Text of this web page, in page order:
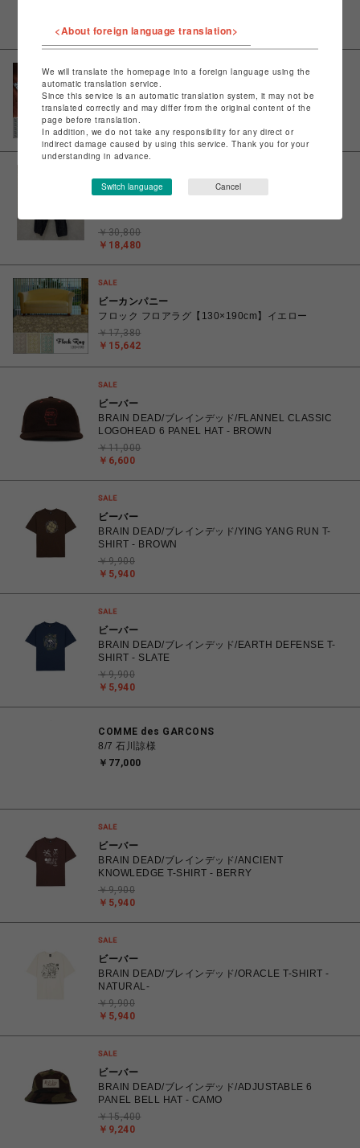
￥6,050
ビーカンパニー
パロール フロアラグ【130×190cm】
￥15,642
￥17,380
ビーバー
￥18,480
￥30,800
ビーカンパニー
フロック フロアラグ【130×190cm】イエロー
￥15,642
￥17,380
ビーバー
BRAIN DEAD/ブレインデッド/FLANNEL CLASSIC
LOGOHEAD 6 PANEL HAT - BROWN
￥6,600
￥11,000
ビーバー
BRAIN DEAD/ブレインデッド/YING YANG RUN T-
SHIRT - BROWN
￥5,940
￥9,900
ビーバー
BRAIN DEAD/ブレインデッド/EARTH DEFENSE T-
SHIRT - SLATE
￥5,940
￥9,900
COMME des GARCONS
8/7 石川諒様
￥77,000
ビーバー
BRAIN DEAD/ブレインデッド/ANCIENT
KNOWLEDGE T-SHIRT - BERRY
￥5,940
￥9,900
ビーバー
BRAIN DEAD/ブレインデッド/ORACLE T-SHIRT -
NATURAL-
￥5,940
￥9,900
ビーバー
BRAIN DEAD/ブレインデッド/ADJUSTABLE 6
PANEL BELL HAT - CAMO
￥9,240
￥15,400
<About foreign language translation>
We will translate the homepage into a foreign language using the
automatic translation service.
Since this service is an automatic translation system, it may not be
translated correctly and may differ from the original content of the
page before translation.
In addition, we do not take any responsibility for any direct or
indirect damage caused by using this service. Thank you for your
understanding in advance.
Switch language Cancel